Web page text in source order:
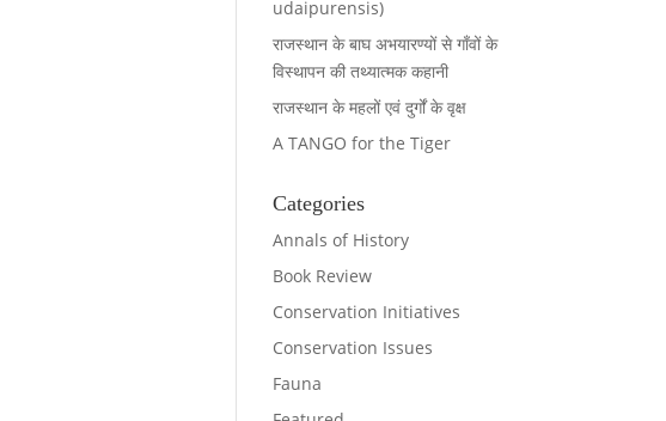
udaipurensis)
राजस्थान के बाघ अभयारण्यों से गाँवों के
विस्थापन की तथ्यात्मक कहानी
राजस्थान के महलों एवं दुर्गों के वृक्ष
A TANGO for the Tiger
Categories
Annals of History
Book Review
Conservation Initiatives
Conservation Issues
Fauna